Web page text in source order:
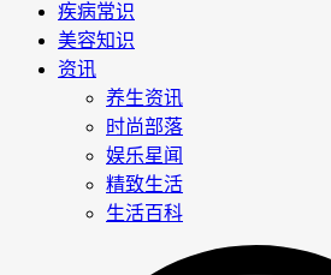
疾病常识
美容知识
资讯
养生资讯
时尚部落
娱乐星闻
精致生活
生活百科